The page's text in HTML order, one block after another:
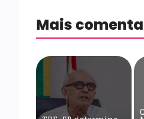
Mais